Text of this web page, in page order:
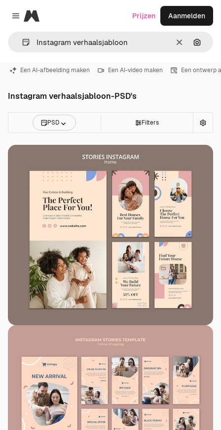
Close menu
Magnific
Wissen
Prijzen Aanmelden
Een AI-afbeelding maken Een AI-video maken Een ontwerp
Instagram verhaalsjabloon-PSD's
PSD Filters